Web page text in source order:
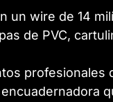
un wire de 14
de PVC,